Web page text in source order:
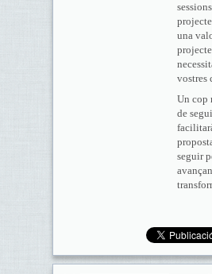
una
vostres
Un cop
de
seguir